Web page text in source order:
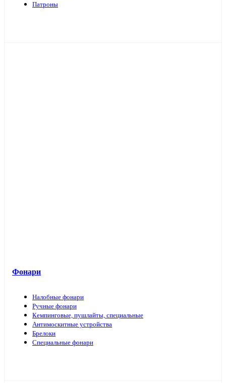
Патроны
Фонари
Налобные фонари
Ручные фонари
Кемпинговые, пушлайты, специальные
Антимоскитные устройства
Брелоки
Специальные фонари